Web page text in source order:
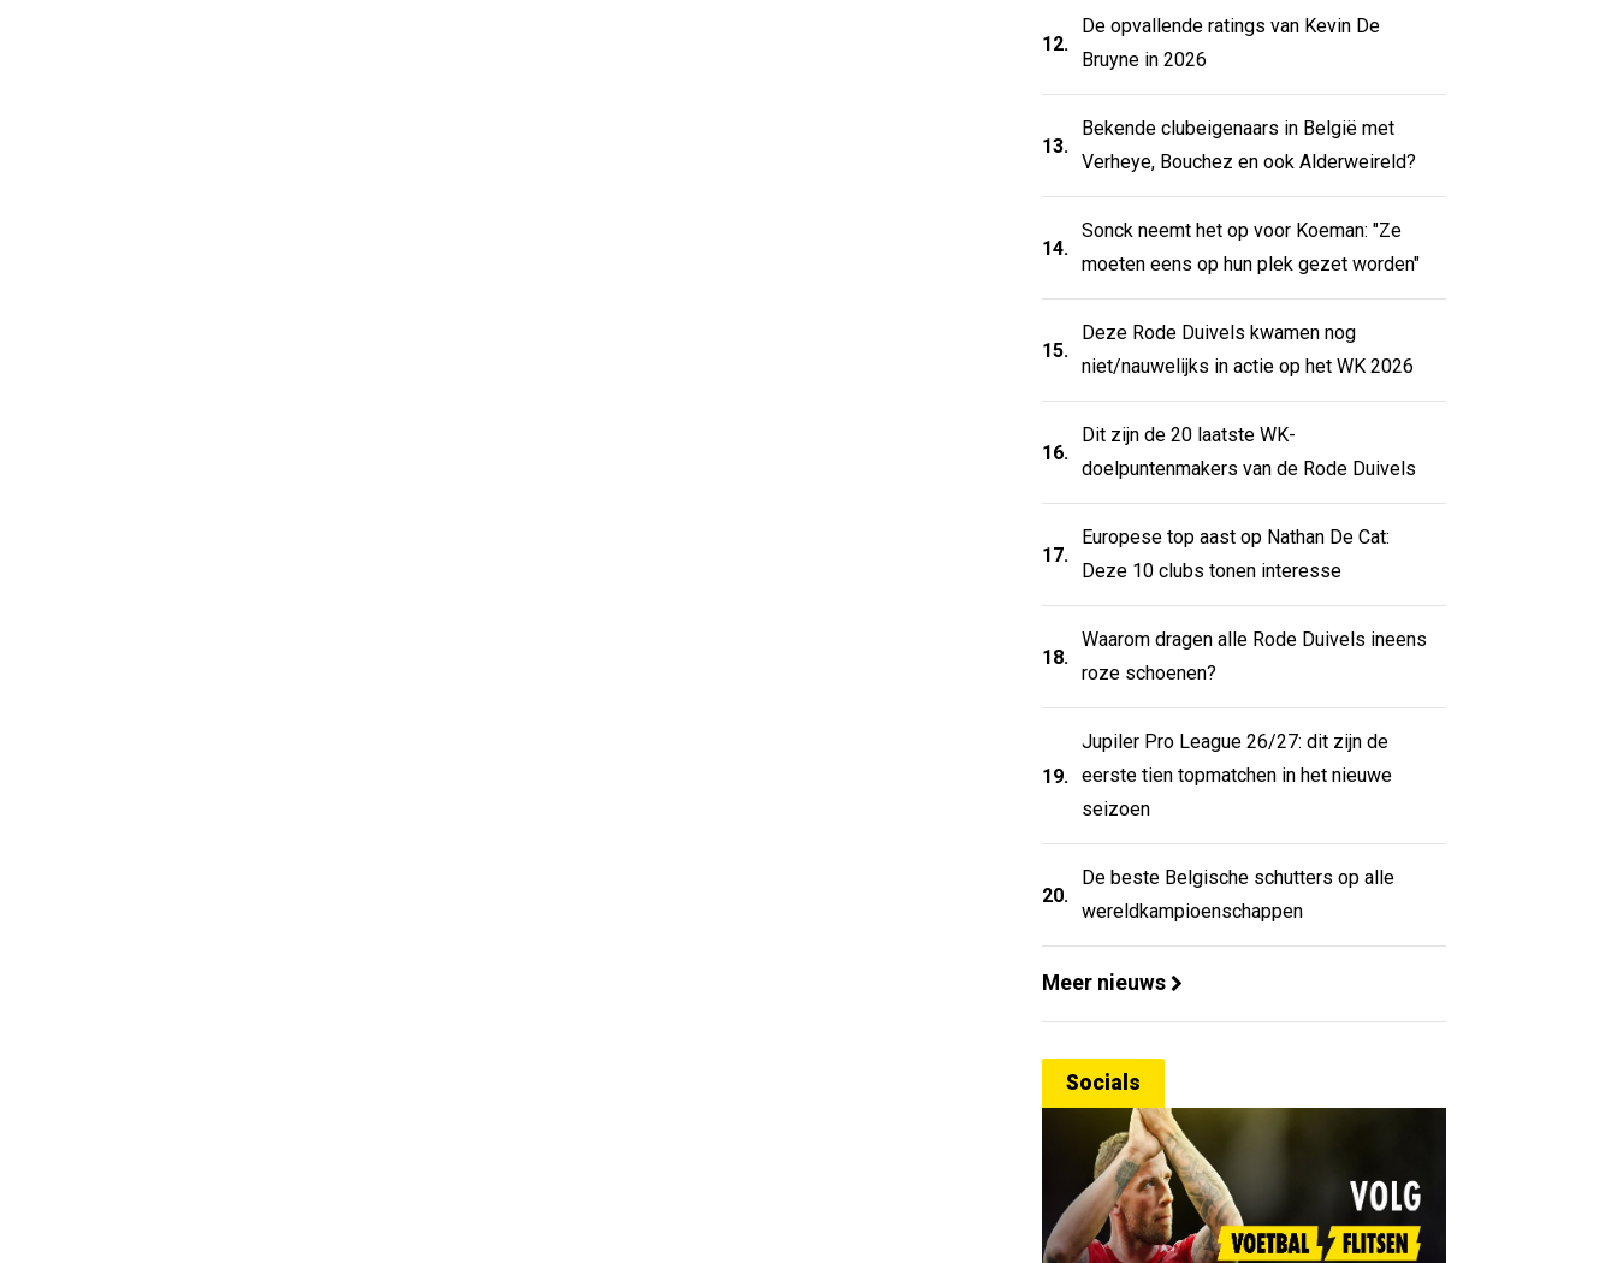
12.
De opvallende ratings van Kevin De
Bruyne in 2026
13.
Bekende clubeigenaars in België met
Verheye, Bouchez en ook Alderweireld?
14.
Sonck neemt het op voor Koeman: "Ze
moeten eens op hun plek gezet worden"
15.
Deze Rode Duivels kwamen nog
niet/nauwelijks in actie op het WK 2026
16.
Dit zijn de 20 laatste WK-
doelpuntenmakers van de Rode Duivels
17.
Europese top aast op Nathan De Cat:
Deze 10 clubs tonen interesse
18.
Waarom dragen alle Rode Duivels ineens
roze schoenen?
19.
Jupiler Pro League 26/27: dit zijn de
eerste tien topmatchen in het nieuwe
seizoen
20.
De beste Belgische schutters op alle
wereldkampioenschappen
Meer nieuws
Socials